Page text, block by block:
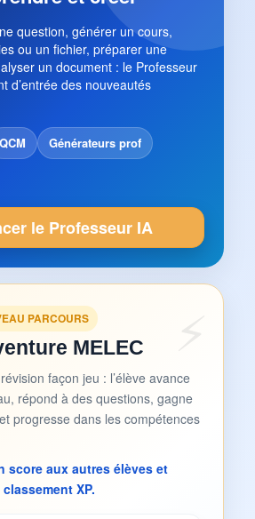
question, générer un cours,
ou un fichier, préparer une
un document : le Professeur
d’entrée des nouveautés
QCM
Générateurs prof
le Professeur IA
PARCOURS
MELEC
façon jeu : l’élève avance
répond à des questions, gagne
progresse dans les compétences
score aux autres élèves et
XP.